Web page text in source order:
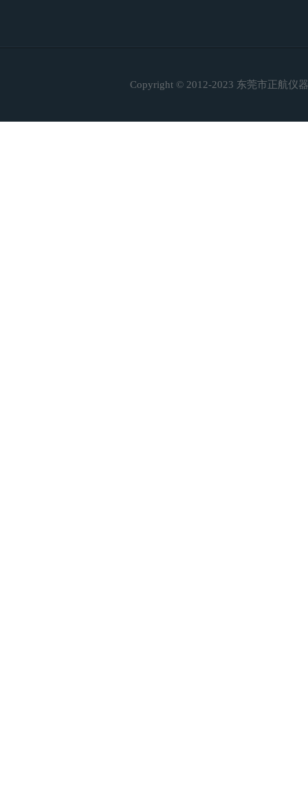
Copyright © 2012-2023 东莞市正航仪